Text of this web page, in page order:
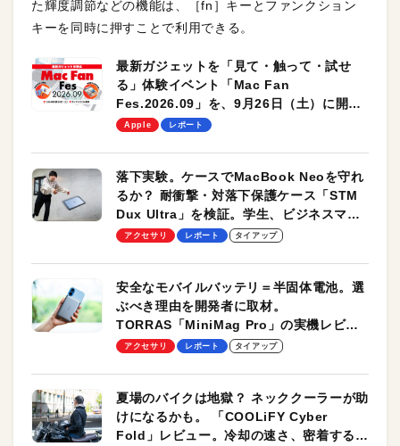
た輝度調節などの機能は、［fn］キーとファンクション
キーを同時に押すことで利用できる。
最新ガジェットを「見て・触って・試せ
る」体験イベント「Mac Fan
Fes.2026.09」を、9月26日（土）に開催
します！
Apple レポート
落下実験。ケースでMacBook Neoを守れ
るか？ 耐衝撃・対落下保護ケース「STM
Dux Ultra」を検証。学生、ビジネスマン
のモバイルユースに最適！
アクセサリ レポート タイアップ
安全なモバイルバッテリ＝半固体電池。選
ぶべき理由を開発者に取材。
TORRAS「MiniMag Pro」の実機レビュ
ーも
アクセサリ レポート タイアップ
夏場のバイクは地獄？ ネッククーラーが助
けになるかも。 「COOLiFY Cyber
Fold」レビュー。冷却の速さ、密着する冷